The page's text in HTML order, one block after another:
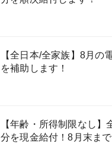
【全日本/全家族】8月の
を補助します！
【年齢・所得制限なし】
分を現金給付！8月末まで